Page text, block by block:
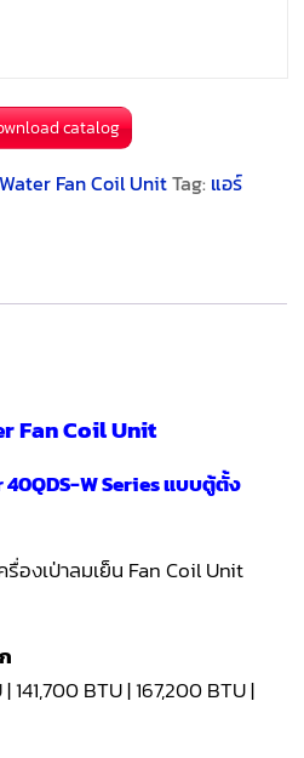
catalog
Fan Coil UnitTag: แอร์
Fan Coil Unit
W Series แบบตู้ตั้ง
องเป่าลมเย็น Fan Coil Unit
141,700 BTU | 167,200 BTU |